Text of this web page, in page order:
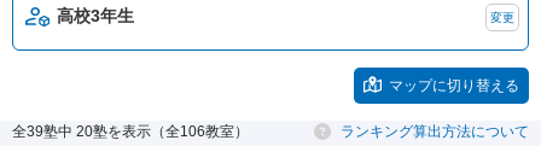
高校3年生 変更
マップに切り替える
全39塾中 20塾を表示（全106教室） ランキング算出方法について